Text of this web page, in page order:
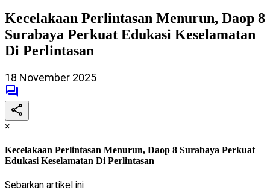
Kecelakaan Perlintasan Menurun, Daop 8
Surabaya Perkuat Edukasi Keselamatan
Di Perlintasan
18 November 2025
×
Kecelakaan Perlintasan Menurun, Daop 8 Surabaya Perkuat
Edukasi Keselamatan Di Perlintasan
Sebarkan artikel ini